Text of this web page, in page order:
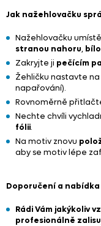
Jak nažehlovačku
Nažehlovačku
stranou nahoru,
Zakryjte ji pečícím
Žehličku nastavte na
napařování).
Rovnoměrně
Nechte chvíli
fólii.
Na motiv znovu
aby se motiv lépe
Doporučení a
Rádi Vám jakýkoliv
profesionálně